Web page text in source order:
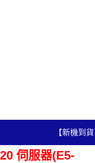
【新機到
伺服器(E5-